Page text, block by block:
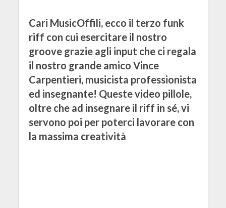
Cari MusicOffili, ecco il terzo funk
riff con cui esercitare il nostro
groove grazie agli input che ci regala
il nostro grande amico Vince
Carpentieri, musicista professionista
ed insegnante! Queste video pillole,
oltre che ad insegnare il riff in sé, vi
servono poi per poterci lavorare con
la massima creatività